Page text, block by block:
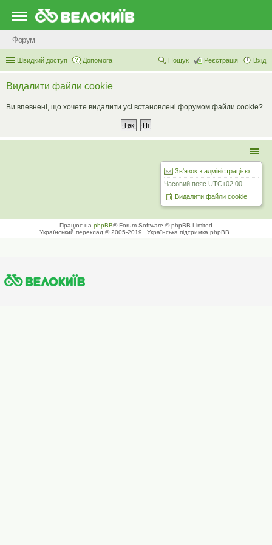
Форум
Швидкий доступ Допомога Вхід
Реєстрація
Пошук
Видалити файли cookie
Ви впевнені, що хочете видалити усі встановлені форумом файли cookie?
Зв'язок з адміністрацією
Часовий пояс UTC+02:00
Видалити файли cookie
Працює на phpBB® Forum Software © phpBB Limited
Український переклад © 2005-2019
Українська підтримка phpBB